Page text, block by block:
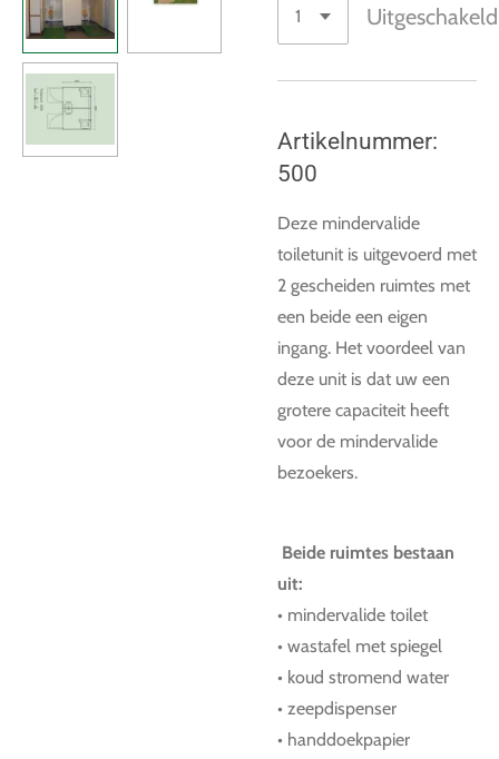
Uitgeschakeld
Artikelnummer:
500
Deze mindervalide
toiletunit is uitgevoerd met
2 gescheiden ruimtes met
een beide een eigen
ingang. Het voordeel van
deze unit is dat uw een
grotere capaciteit heeft
voor de mindervalide
bezoekers.
Beide ruimtes bestaan
uit:
• mindervalide toilet
• wastafel met spiegel
• koud stromend water
• zeepdispenser
• handdoekpapier